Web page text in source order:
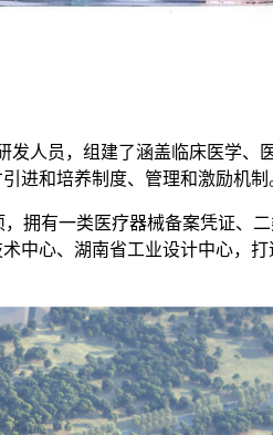
人员，组建了涵盖临床医学、
进和培养制度、管理和激励机制
有一类医疗器械备案凭证、
心、湖南省工业设计中心，打